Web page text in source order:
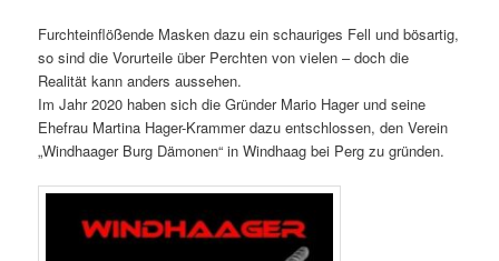
Furchteinflößende Masken dazu ein schauriges Fell und bösartig,
so sind die Vorurteile über Perchten von vielen – doch die
Realität kann anders aussehen.
Im Jahr 2020 haben sich die Gründer Mario Hager und seine
Ehefrau Martina Hager-Krammer dazu entschlossen, den Verein
„Windhaager Burg Dämonen“ in Windhaag bei Perg zu gründen.